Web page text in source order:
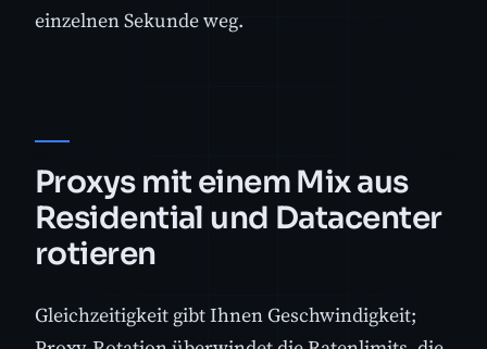
einzelnen Sekunde weg.
Proxys mit einem Mix aus
Residential und Datacenter
rotieren
Gleichzeitigkeit gibt Ihnen Geschwindigkeit;